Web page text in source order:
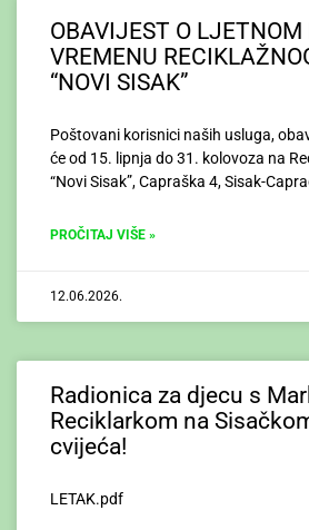
OBAVIJEST O LJETNOM
VREMENU
“NOVI SISAK”
Poštovani korisnici naših usluga,
će od 15. lipnja do 31. kolovoza na
“Novi Sisak”, Capraška 4, Sisak-
PROČITAJ VIŠE »
12.06.2026.
Radionica za djecu s
Reciklarkom na
cvijeća!
LETAK.pdf